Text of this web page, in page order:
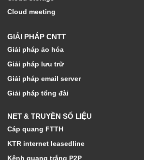
Cloud meeting
GIẢI PHÁP CNTT
Giải pháp ảo hóa
Giải pháp lưu trữ
Giải pháp email server
Giải pháp tổng đài
NET & TRUYỀN SỐ LIỆU
Cáp quang FTTH
KTR internet leasedline
Kênh quang trắng P2P